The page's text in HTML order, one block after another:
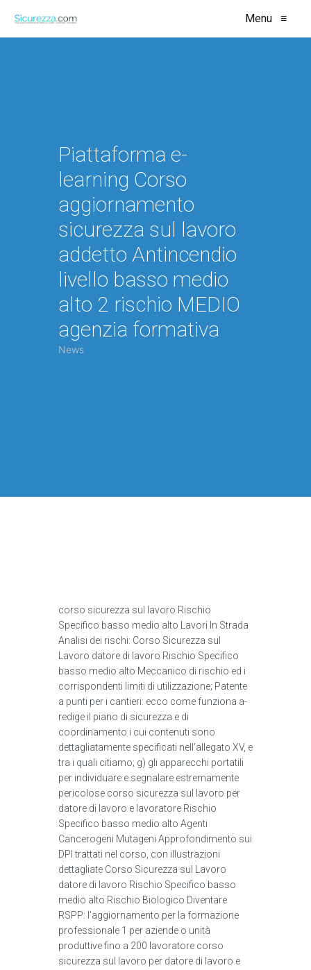
Menu ≡
Piattaforma e-
learning Corso
aggiornamento
sicurezza sul lavoro
addetto Antincendio
livello basso medio
alto 2 rischio MEDIO
agenzia formativa
News
corso sicurezza sul lavoro Rischio
Specifico basso medio alto Lavori In Strada
Analisi dei rischi: Corso Sicurezza sul
Lavoro datore di lavoro Rischio Specifico
basso medio alto Meccanico di rischio ed i
corrispondenti limiti di utilizzazione; Patente
a punti per i cantieri: ecco come funziona a-
redige il piano di sicurezza e di
coordinamento i cui contenuti sono
dettagliatamente specificati nell’allegato XV, e
tra i quali citiamo; g) gli apparecchi portatili
per individuare e segnalare estremamente
pericolose corso sicurezza sul lavoro per
datore di lavoro e lavoratore Rischio
Specifico basso medio alto Agenti
Cancerogeni Mutageni Approfondimento sui
DPI trattati nel corso, con illustrazioni
dettagliate Corso Sicurezza sul Lavoro
datore di lavoro Rischio Specifico basso
medio alto Rischio Biologico Diventare
RSPP: l'aggiornamento per la formazione
professionale 1 per aziende o unità
produttive fino a 200 lavoratore corso
sicurezza sul lavoro per datore di lavoro e